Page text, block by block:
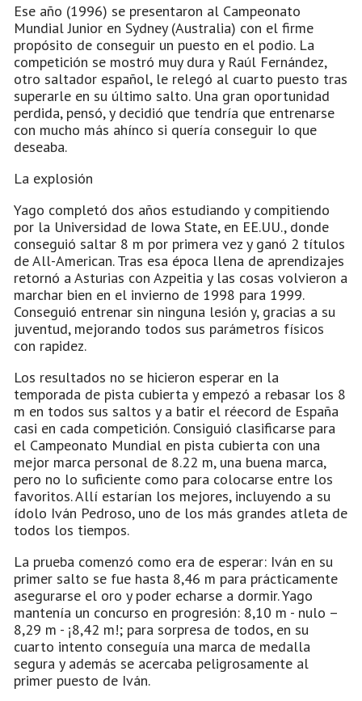
Ese año (1996) se presentaron al Campeonato
Mundial Junior en Sydney (Australia) con el firme
propósito de conseguir un puesto en el podio. La
competición se mostró muy dura y Raúl Fernández,
otro saltador español, le relegó al cuarto puesto tras
superarle en su último salto. Una gran oportunidad
perdida, pensó, y decidió que tendría que entrenarse
con mucho más ahínco si quería conseguir lo que
deseaba.
La explosión
Yago completó dos años estudiando y compitiendo
por la Universidad de Iowa State, en EE.UU., donde
conseguió saltar 8 m por primera vez y ganó 2 títulos
de All-American. Tras esa época llena de aprendizajes
retornó a Asturias con Azpeitia y las cosas volvieron a
marchar bien en el invierno de 1998 para 1999.
Conseguió entrenar sin ninguna lesión y, gracias a su
juventud, mejorando todos sus parámetros físicos
con rapidez.
Los resultados no se hicieron esperar en la
temporada de pista cubierta y empezó a rebasar los 8
m en todos sus saltos y a batir el réecord de España
casi en cada competición. Consiguió clasificarse para
el Campeonato Mundial en pista cubierta con una
mejor marca personal de 8.22 m, una buena marca,
pero no lo suficiente como para colocarse entre los
favoritos. Allí estarían los mejores, incluyendo a su
ídolo Iván Pedroso, uno de los más grandes atleta de
todos los tiempos.
La prueba comenzó como era de esperar: Iván en su
primer salto se fue hasta 8,46 m para prácticamente
asegurarse el oro y poder echarse a dormir. Yago
mantenía un concurso en progresión: 8,10 m - nulo –
8,29 m - ¡8,42 m!; para sorpresa de todos, en su
cuarto intento conseguía una marca de medalla
segura y además se acercaba peligrosamente al
primer puesto de Iván.